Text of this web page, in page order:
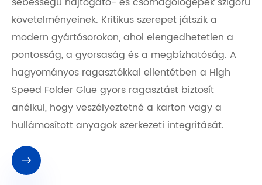
követelményeinek. Kritikus szerepet játszik a
modern gyártósorokon, ahol elengedhetetlen a
pontosság, a gyorsaság és a megbízhatóság. A
hagyományos ragasztókkal ellentétben a High
Speed ​​Folder Glue gyors ragasztást biztosít
anélkül, hogy veszélyeztetné a karton vagy a
hullámosított anyagok szerkezeti integritását.
